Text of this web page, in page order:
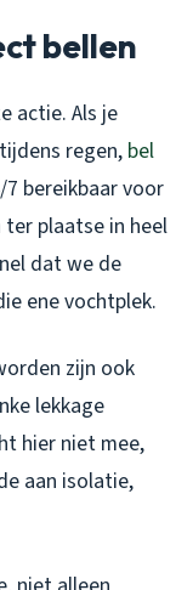
bellen
actie. Als je
regen, bel
7 bereikbaar voor
plaatse in heel
dat we de
ene vochtplek.
zijn ook
lekkage
hier niet mee,
aan isolatie,